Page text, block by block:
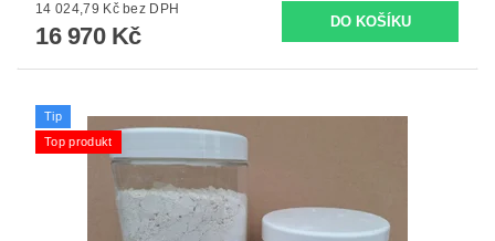
14 024,79 Kč bez DPH
16 970 Kč
Tip
Top produkt